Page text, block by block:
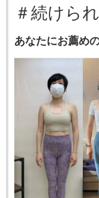
＃続けら
あなたにお薦め